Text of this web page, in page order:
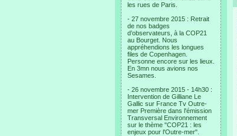
les rues de Paris.
- 27 novembre 2015 : Retrait
de nos badges
d’observateurs, à la COP21
au Bourget. Nous
appréhendions les longues
files de Copenhagen.
Personne encore sur les lieux.
En 3mn nous avions nos
Sesames.
- 26 novembre 2015 - 14h30 :
Intervention de Gilliane Le
Gallic sur France Tv Outre-
mer Première dans l'émission
Transversal Environnement
sur le thème "COP21 : les
enjeux pour l'Outre-mer".